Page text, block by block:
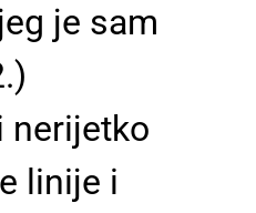
je sam
nerijetko
linije i